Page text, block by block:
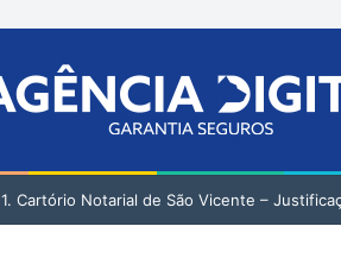
1. Cartório Notarial de São Vicente –